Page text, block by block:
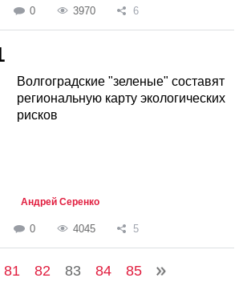
0 3970 6
Волгоградские "зеленые" составят
региональную карту экологических
рисков
Андрей Серенко
0 4045 5
81 82 83 84 85